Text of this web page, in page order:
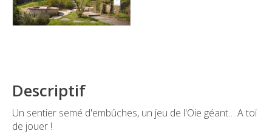
Descriptif
Un sentier semé d'embûches, un jeu de l'Oie géant… A toi
de jouer !